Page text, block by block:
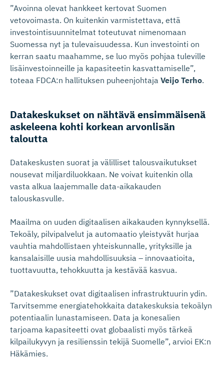
”Avoinna olevat hankkeet kertovat Suomen
vetovoimasta. On kuitenkin varmistettava, että
investointisuunnitelmat toteutuvat nimenomaan
Suomessa nyt ja tulevaisuudessa. Kun investointi on
kerran saatu maahamme, se luo myös pohjaa tuleville
lisäinvestoinneille ja kapasiteetin kasvattamiselle”,
toteaa FDCA:n hallituksen puheenjohtaja Veijo Terho.
Datakeskukset on nähtävä ensimmäisenä
askeleena kohti korkean arvonlisän
taloutta
Datakeskusten suorat ja välilliset talousvaikutukset
nousevat miljardiluokkaan. Ne voivat kuitenkin olla
vasta alkua laajemmalle data-aikakauden
talouskasvulle.
Maailma on uuden digitaalisen aikakauden kynnyksellä.
Tekoäly, pilvipalvelut ja automaatio yleistyvät hurjaa
vauhtia mahdollistaen yhteiskunnalle, yrityksille ja
kansalaisille uusia mahdollisuuksia – innovaatioita,
tuottavuutta, tehokkuutta ja kestävää kasvua.
”Datakeskukset ovat digitaalisen infrastruktuurin ydin.
Tarvitsemme energiatehokkaita datakeskuksia tekoälyn
potentiaalin lunastamiseen. Data ja konesalien
tarjoama kapasiteetti ovat globaalisti myös tärkeä
kilpailukyvyn ja resilienssin tekijä Suomelle”, arvioi EK:n
Häkämies.